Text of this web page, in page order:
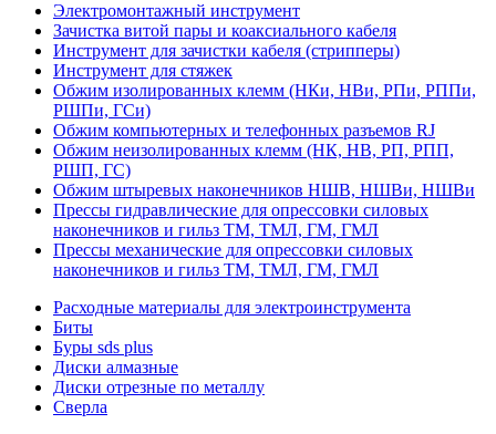
Электромонтажный инструмент
Зачистка витой пары и коаксиального кабеля
Инструмент для зачистки кабеля (стрипперы)
Инструмент для стяжек
Обжим изолированных клемм (НКи, НВи, РПи, РППи,
РШПи, ГСи)
Обжим компьютерных и телефонных разъемов RJ
Обжим неизолированных клемм (НК, НВ, РП, РПП,
РШП, ГС)
Обжим штыревых наконечников НШВ, НШВи, НШВи
Прессы гидравлические для опрессовки силовых
наконечников и гильз ТМ, ТМЛ, ГМ, ГМЛ
Прессы механические для опрессовки силовых
наконечников и гильз ТМ, ТМЛ, ГМ, ГМЛ
Расходные материалы для электроинструмента
Биты
Буры sds plus
Диски алмазные
Диски отрезные по металлу
Сверла